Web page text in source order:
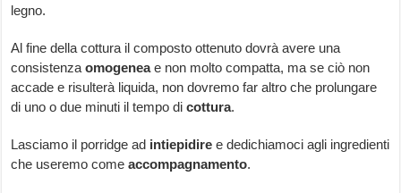
legno.
Al fine della cottura il composto ottenuto dovrà avere una
consistenzaomogeneae non molto compatta, ma se ciò non
accade e risulterà liquida, non dovremo far altro che prolungare
di uno o due minuti il tempo dicottura.
Lasciamo il porridge ad intiepidire e dedichiamoci agli ingredienti
che useremo comeaccompagnamento.